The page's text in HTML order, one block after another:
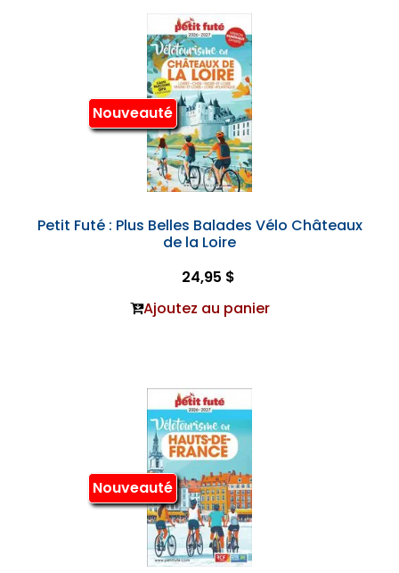
Nouveauté
Petit Futé : Plus Belles Balades Vélo Châteaux
de la Loire
24,95 $
Ajoutez au panier
Nouveauté